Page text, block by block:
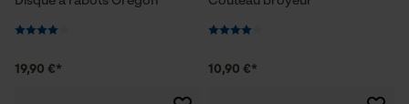
19,90 €* 10,90 €*